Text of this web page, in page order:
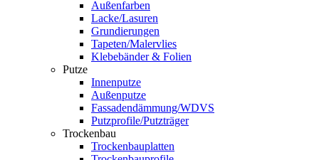
Außenfarben
Lacke/Lasuren
Grundierungen
Tapeten/Malervlies
Klebebänder & Folien
Putze
Innenputze
Außenputze
Fassadendämmung/WDVS
Putzprofile/Putzträger
Trockenbau
Trockenbauplatten